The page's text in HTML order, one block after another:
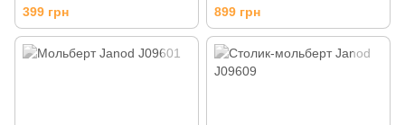
399 грн 899 грн